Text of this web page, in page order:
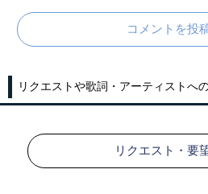
コメントを投
リクエストや歌詞・アーティストへ
リクエスト・要